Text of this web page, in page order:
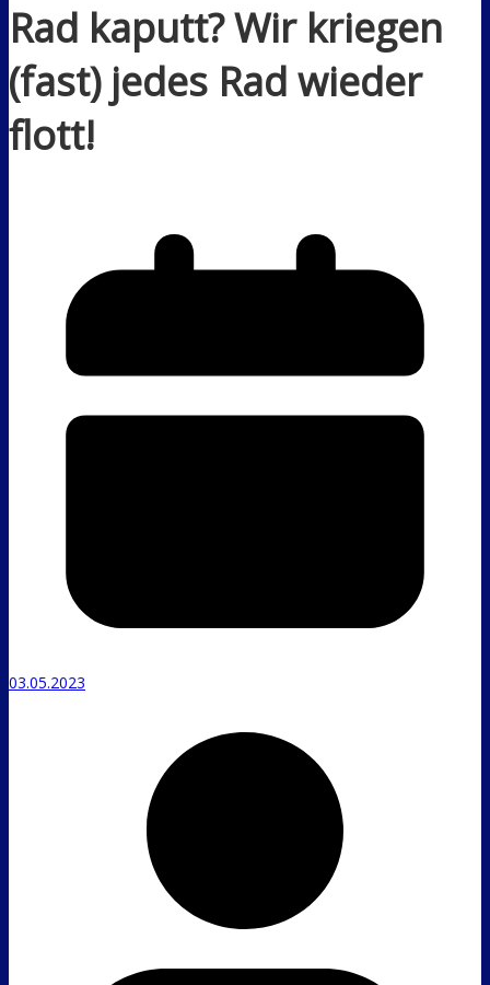
Rad kaputt? Wir kriegen
(fast) jedes Rad wieder
flott!
03.05.2023